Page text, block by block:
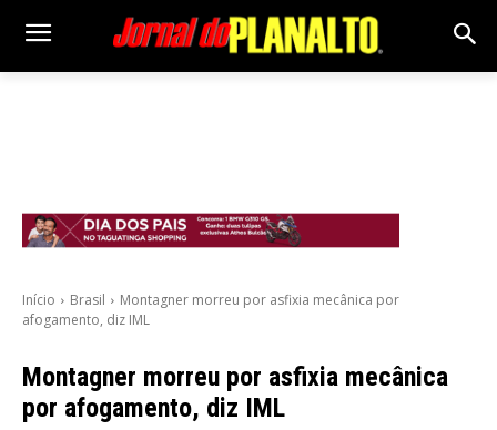
Início Brasil
Montagner morreu por asfixia mecânica por
afogamento, diz IML
Montagner morreu por asfixia mecânica
por afogamento, diz IML